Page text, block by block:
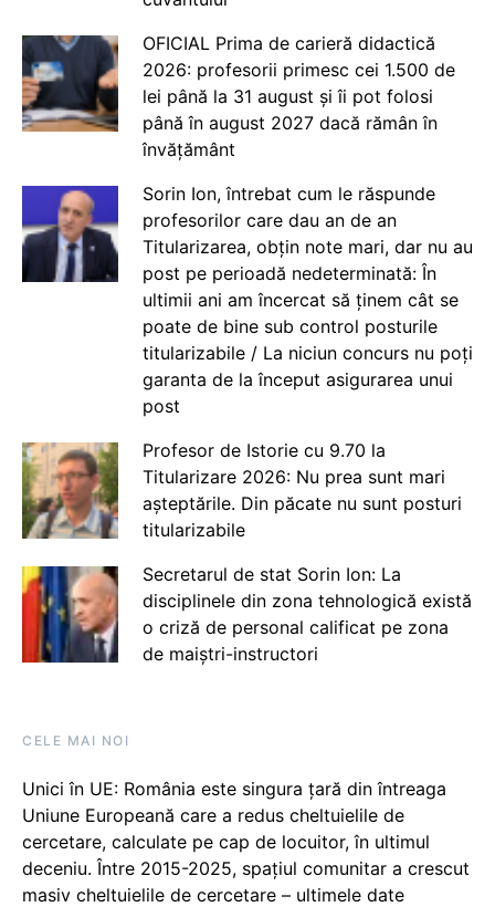
OFICIAL Prima de carieră didactică
2026: profesorii primesc cei 1.500 de
lei până la 31 august și îi pot folosi
până în august 2027 dacă rămân în
învățământ
Sorin Ion, întrebat cum le răspunde
profesorilor care dau an de an
Titularizarea, obțin note mari, dar nu au
post pe perioadă nedeterminată: În
ultimii ani am încercat să ținem cât se
poate de bine sub control posturile
titularizabile / La niciun concurs nu poți
garanta de la început asigurarea unui
post
Profesor de Istorie cu 9.70 la
Titularizare 2026: Nu prea sunt mari
așteptările. Din păcate nu sunt posturi
titularizabile
Secretarul de stat Sorin Ion: La
disciplinele din zona tehnologică există
o criză de personal calificat pe zona
de maiștri-instructori
CELE MAI NOI
Unici în UE: România este singura țară din întreaga
Uniune Europeană care a redus cheltuielile de
cercetare, calculate pe cap de locuitor, în ultimul
deceniu. Între 2015-2025, spațiul comunitar a crescut
masiv cheltuielile de cercetare – ultimele date